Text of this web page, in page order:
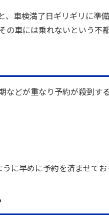
車検満了日ギリギリに準
車には乗れないという不都
どが重なり予約が殺到す
に早めに予約を済ませてお